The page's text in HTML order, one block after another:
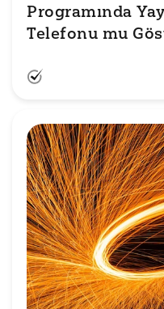
Programında
Telefonu mu